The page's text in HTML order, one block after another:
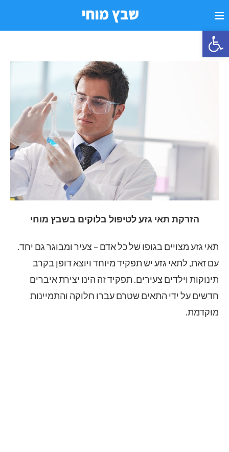
פתח סרגל נגישות
הזרקת תאי גזע לטיפול בלוקים בשבץ מוחי
תאי גזע מצויים בגופו של כל אדם – צעיר ומבוגר גם יחד.
עם זאת, לתאי גזע יש תפקיד מיוחד ויוצא דופן בקרב
תינוקות וילדים צעירים. תפקיד זה הינו יצירת איברים
חדשים על ידי התאים שטרם עברו חלוקה והתמיינות
מוקדמת.